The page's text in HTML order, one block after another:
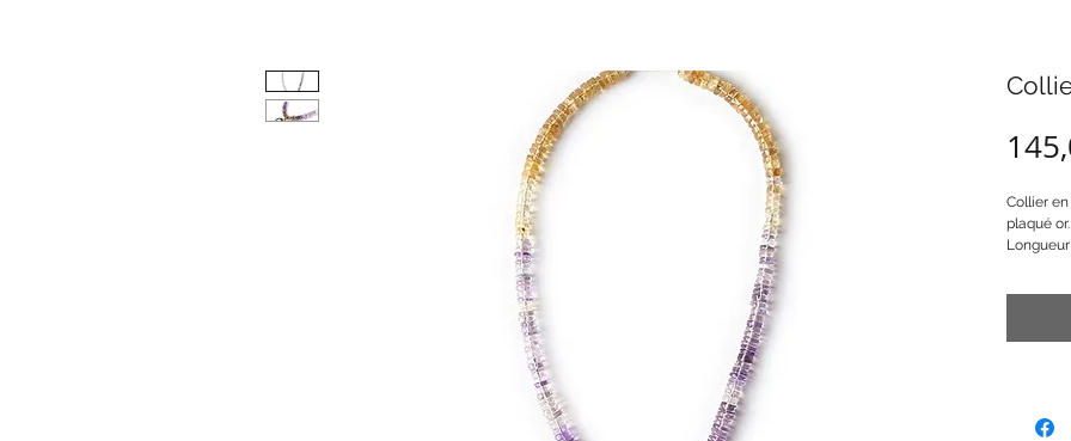
Collier
plaqué or.